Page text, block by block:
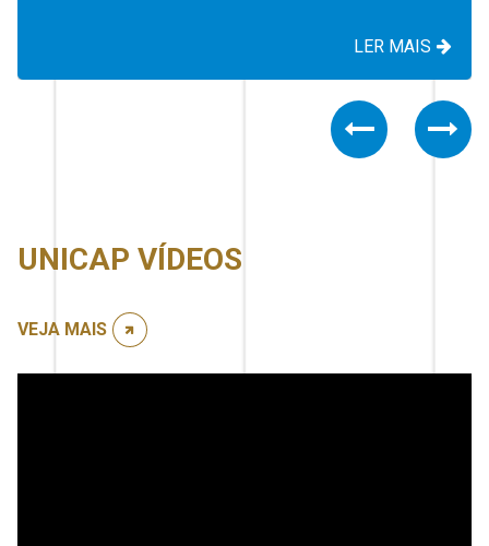
LER MAIS
Previous
UNICAP VÍDEOS
VEJA MAIS